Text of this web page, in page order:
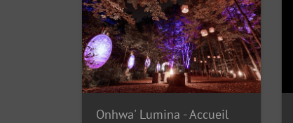
Onhwa' Lumina - Accueil